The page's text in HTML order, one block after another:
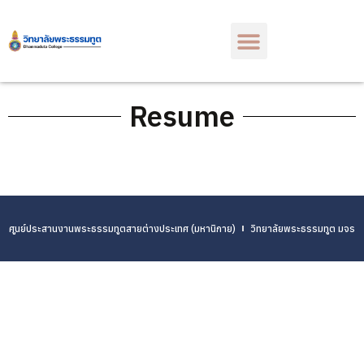
Resume
ศูนย์ประสานงานพระธรรมทูตสายต่างประเทศ (มหานิกาย) วิทยาลัยพระธรรมทูต มจร